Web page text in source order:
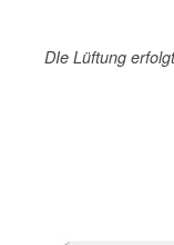
DIe Lüftung